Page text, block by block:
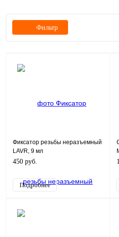
Фильтр
Фиксатор резьбы неразъемный
LAVR, 9 мл
450 руб.
Подробнее